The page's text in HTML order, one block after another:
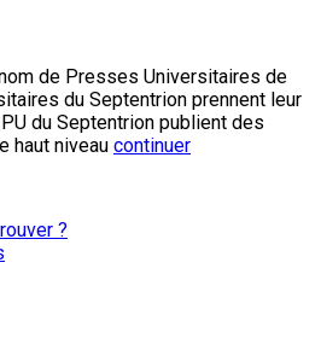
de Presses Universitaires de
du Septentrion prennent leur
du Septentrion publient des
haut niveau continuer
?